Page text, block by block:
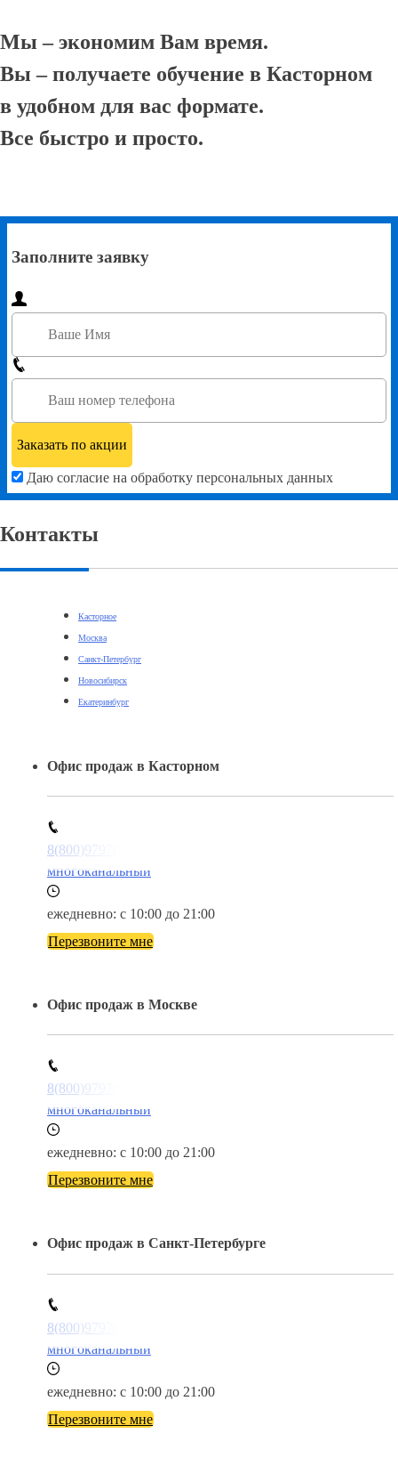
Мы – экономим Вам время.
Вы – получаете обучение в Касторном
в удобном для вас формате.
Все быстро и просто.
Заполните заявку
Даю согласие на обработку персональных данных
Контакты
Касторное
Москва
Санкт-Петербург
Новосибирск
Екатеринбург
Офис продаж в Касторном
8(800)9797043
многоканальный
ежедневно: с 10:00 до 21:00
Перезвоните мне
Офис продаж в Москве
8(800)9797043
многоканальный
ежедневно: с 10:00 до 21:00
Перезвоните мне
Офис продаж в Санкт-Петербурге
8(800)9797043
многоканальный
ежедневно: с 10:00 до 21:00
Перезвоните мне